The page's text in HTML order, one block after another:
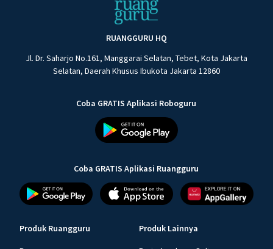
RUANGGURU HQ
Jl. Dr. Saharjo No.161, Manggarai Selatan, Tebet, Kota Jakarta
Selatan, Daerah Khusus Ibukota Jakarta 12860
Coba GRATIS Aplikasi Roboguru
Coba GRATIS Aplikasi Ruangguru
Produk Ruangguru Produk Lainnya